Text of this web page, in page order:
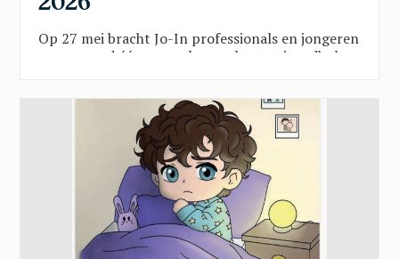
Op 27 mei bracht Jo-In professionals en jongeren
samen rond één vraag: hoe maken we jeugdhulp
doorbreek verkokering, geef jongeren een stem
en zet hun talenten centraal. Een inspirerende
namiddag vol scherpe inzichten en hoopvolle
perspectieven.